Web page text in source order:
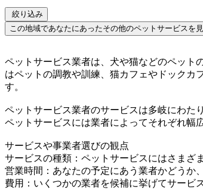
絞り込み
この地域であなたにあったその他のペットサービスを
ペットサービス業者は、犬や猫などのペット
はペットの調教や訓練、猫カフェやドックカ
す。
ペットサービス業者のサービスは多岐にわた
ペットサービスには業者によってそれぞれ幅
サービスや事業者選びの観点
サービスの種類：ペットサービスにはさまざ
営業時間：あなたの予定にあう業者かどうか
費用：いくつかの業者を候補に挙げてサービ